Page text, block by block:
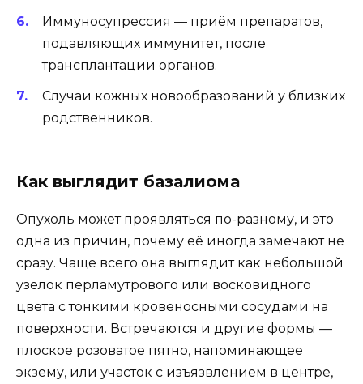
Иммуносупрессия — приём препаратов,
подавляющих иммунитет, после
трансплантации органов.
Случаи кожных новообразований у близких
родственников.
Как выглядит базалиома
Опухоль может проявляться по-разному, и это
одна из причин, почему её иногда замечают не
сразу. Чаще всего она выглядит как небольшой
узелок перламутрового или восковидного
цвета с тонкими кровеносными сосудами на
поверхности. Встречаются и другие формы —
плоское розоватое пятно, напоминающее
экзему, или участок с изъязвлением в центре,